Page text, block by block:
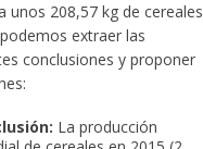
unos 208,57 kg de cereales
extraer las
conclusiones y proponer
La producción